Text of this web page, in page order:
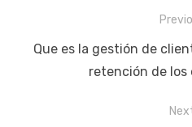
de
entradas
Previous
Que es la gestión de
retención de los